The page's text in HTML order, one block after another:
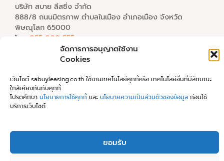
จัดการการอนุญาตใช้งาน
Cookies
เว็บไซต์ sabuyleasing.co.th ใช้งานเทคโนโลยีคุกกี้หรือ เทคโนโลยีอื่นที่มีลักษณะ
ใกล้เคียงกันกับคุกกี้
โปรดศึกษา นโยบายการใช้คุกกี้ และ นโยบายความเป็นส่วนตัวของข้อมูล ก่อนใช้
บริการเว็บไซต์
ยอมรับ
บริษัท สบาย ลีสซิ่ง จำกัด
888/8 ถนนมิตรภาพ ตำบลในเมือง อำเภอเมือง จังหวัด
พิษณุโลก 65000
โทร. 055 000 555
support@sabuyleasing.com
เลขประจำตัวผู้เสียภาษี 0655558001059
นโยบายคุ้มครองข้อมูลส่วนบุคคล
Copyright © 2026 Sabuy Leasing Co., Ltd.